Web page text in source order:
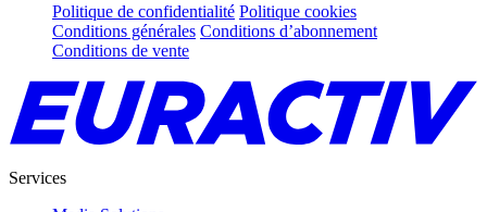
Politique de confidentialité Politique cookies
Conditions générales Conditions d’abonnement
Conditions de vente
Services